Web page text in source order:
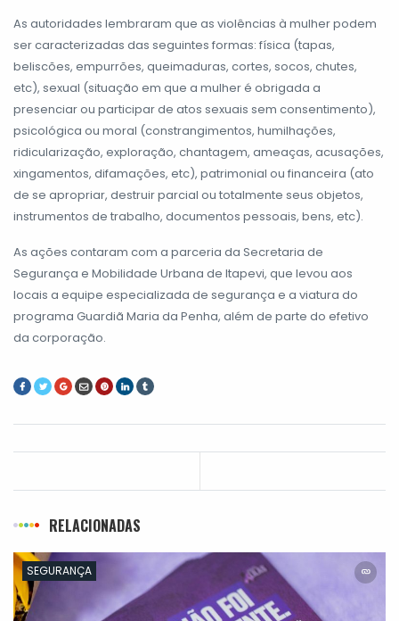
As autoridades lembraram que as violências à mulher podem
ser caracterizadas das seguintes formas: física (tapas,
beliscões, empurrões, queimaduras, cortes, socos, chutes,
etc), sexual (situação em que a mulher é obrigada a
presenciar ou participar de atos sexuais sem consentimento),
psicológica ou moral (constrangimentos, humilhações,
ridicularização, exploração, chantagem, ameaças, acusações,
xingamentos, difamações, etc), patrimonial ou financeira (ato
de se apropriar, destruir parcial ou totalmente seus objetos,
instrumentos de trabalho, documentos pessoais, bens, etc).
As ações contaram com a parceria da Secretaria de
Segurança e Mobilidade Urbana de Itapevi, que levou aos
locais a equipe especializada de segurança e a viatura do
programa Guardiã Maria da Penha, além de parte do efetivo
da corporação.
RELACIONADAS
SEGURANÇA